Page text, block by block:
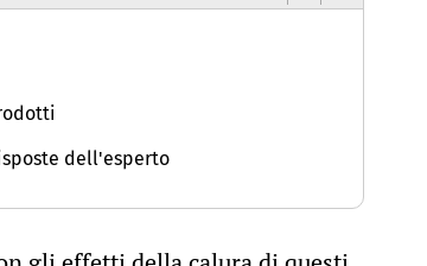
dell'esperto